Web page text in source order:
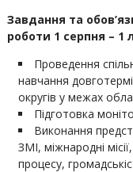
Завдання та
роботи 1 серпня – 1
Проведення
навчання
округів у межах
Підготовка
Виконання
ЗМІ, міжнародні
процесу,